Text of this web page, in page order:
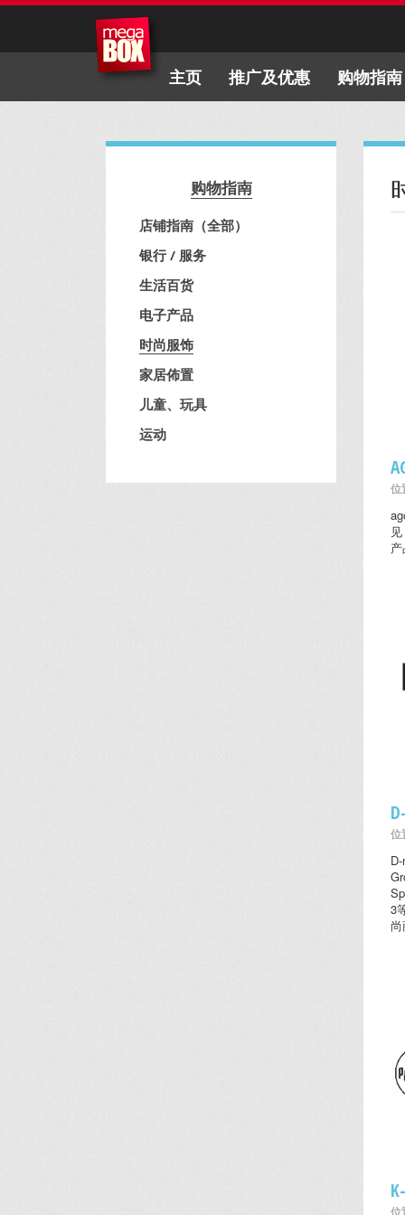
主页 推广及优惠 购物指南
购物指南
店铺指南（全部）
银行 / 服务
生活百货
电子产品
时尚服饰
家居佈置
儿童、玩具
运动
位
位
3